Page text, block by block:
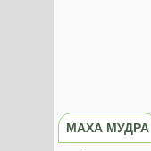
МАХА МУДРА